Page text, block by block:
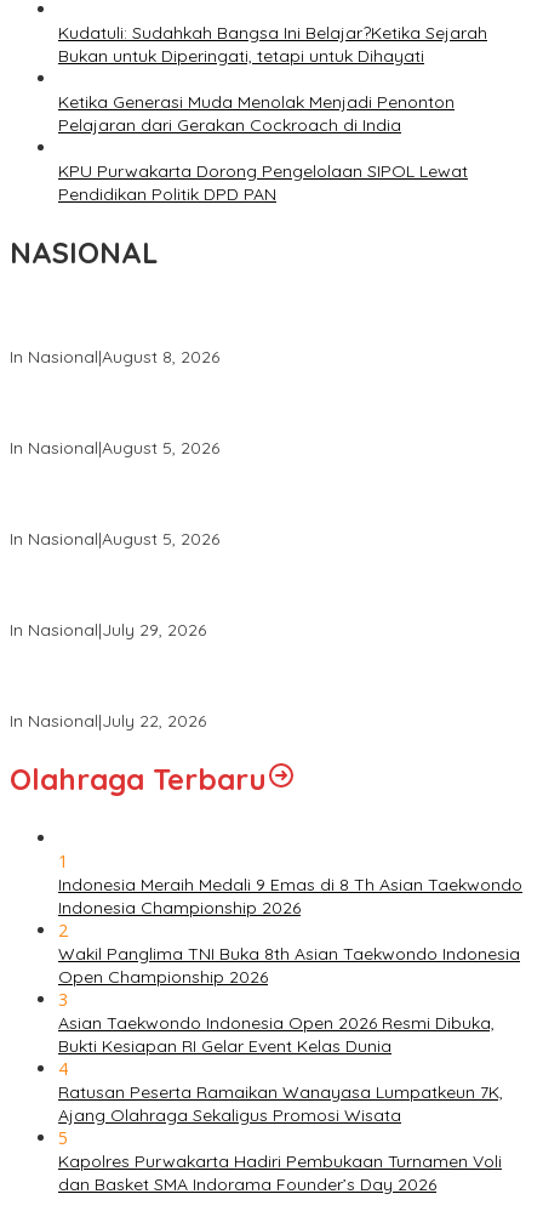
Kudatuli: Sudahkah Bangsa Ini Belajar?Ketika Sejarah
Bukan untuk Diperingati, tetapi untuk Dihayati
Ketika Generasi Muda Menolak Menjadi Penonton
Pelajaran dari Gerakan Cockroach di India
KPU Purwakarta Dorong Pengelolaan SIPOL Lewat
Pendidikan Politik DPD PAN
NASIONAL
In Nasional|August 8, 2026
In Nasional|August 5, 2026
In Nasional|August 5, 2026
In Nasional|July 29, 2026
In Nasional|July 22, 2026
Olahraga Terbaru
1
Indonesia Meraih Medali 9 Emas di 8 Th Asian Taekwondo
Indonesia Championship 2026
2
Wakil Panglima TNI Buka 8th Asian Taekwondo Indonesia
Open Championship 2026
3
Asian Taekwondo Indonesia Open 2026 Resmi Dibuka,
Bukti Kesiapan RI Gelar Event Kelas Dunia
4
Ratusan Peserta Ramaikan Wanayasa Lumpatkeun 7K,
Ajang Olahraga Sekaligus Promosi Wisata
5
Kapolres Purwakarta Hadiri Pembukaan Turnamen Voli
dan Basket SMA Indorama Founder’s Day 2026